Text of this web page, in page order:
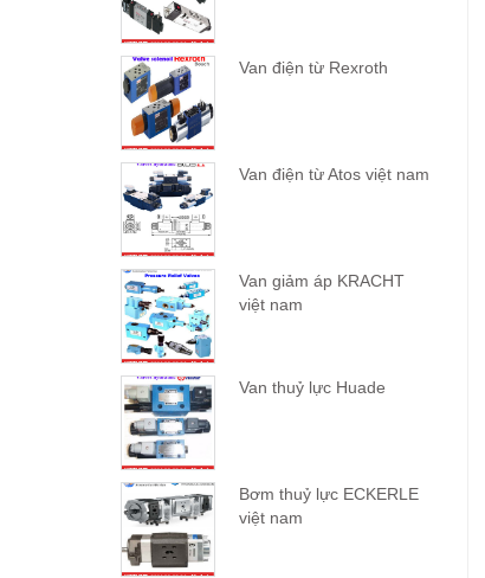
Van điện từ Rexroth
Van điện từ Atos việt nam
Van giảm áp KRACHT
việt nam
Van thuỷ lực Huade
Bơm thuỷ lực ECKERLE
việt nam